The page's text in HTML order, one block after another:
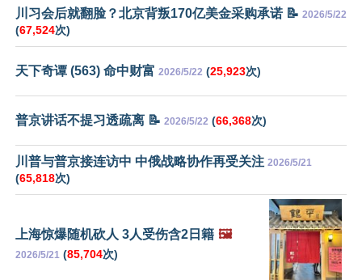
川习会后就翻脸？北京背叛170亿美金采购承诺 📝 2026/5/22
(67,524次)
天下奇谭 (563) 命中财富 2026/5/22 (25,923次)
普京讲话不提习透疏离 📝 2026/5/22 (66,368次)
川普与普京接连访中 中俄战略协作再受关注 2026/5/21
(65,818次)
上海惊爆随机砍人 3人受伤含2日籍 🖼️
2026/5/21 (85,704次)